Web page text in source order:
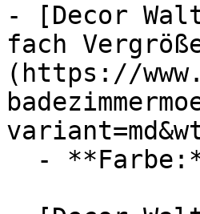
- [Decor
fach
(https://